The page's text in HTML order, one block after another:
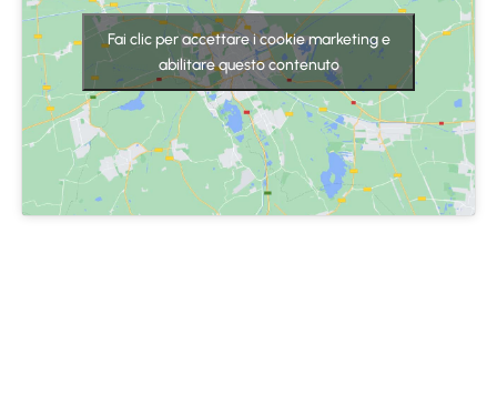
Fai clic per accettare i cookie marketing e
abilitare questo contenuto